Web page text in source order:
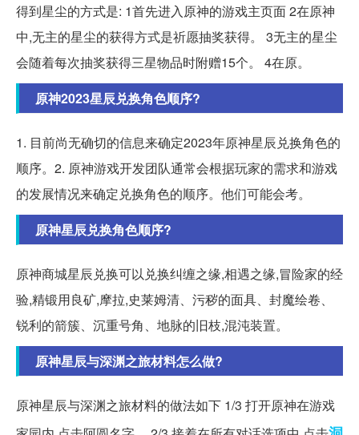
得到星尘的方式是: 1首先进入原神的游戏主页面 2在原神
中,无主的星尘的获得方式是祈愿抽奖获得。 3无主的星尘
会随着每次抽奖获得三星物品时附赠15个。 4在原。
原神2023星辰兑换角色顺序?
1. 目前尚无确切的信息来确定2023年原神星辰兑换角色的
顺序。2. 原神游戏开发团队通常会根据玩家的需求和游戏
的发展情况来确定兑换角色的顺序。他们可能会考。
原神星辰兑换角色顺序?
原神商城星辰兑换可以兑换纠缠之缘,相遇之缘,冒险家的经
验,精锻用良矿,摩拉,史莱姆清、污秽的面具、封魔绘卷、
锐利的箭簇、沉重号角、地脉的旧枝,混沌装置。
原神星辰与深渊之旅材料怎么做?
原神星辰与深渊之旅材料的做法如下 1/3 打开原神在游戏